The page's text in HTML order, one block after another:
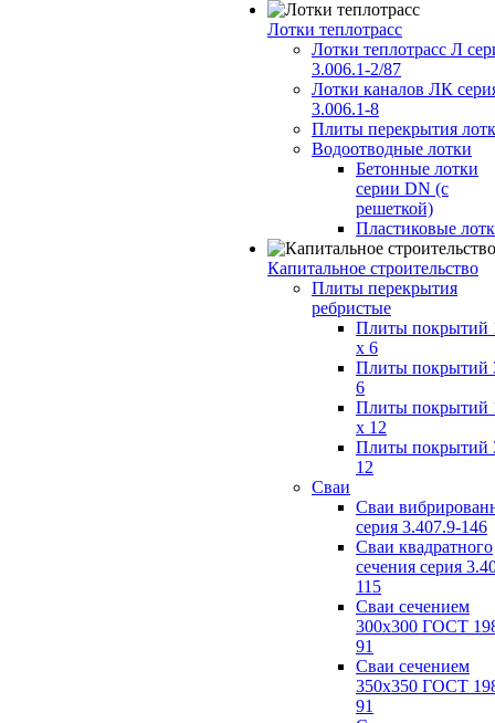
Лотки теплотрасс
Лотки теплотрасс Л
3.006.1-2/87
Лотки каналов ЛК
3.006.1-8
Плиты перекрытия
Водоотводные лотки
Бетонные лотки
серии DN (с
решеткой)
Пластиковые
Капитальное строительство
Плиты перекрытия
ребристые
Плиты покрытий
x 6
Плиты покрытий
6
Плиты покрытий
x 12
Плиты покрытий
12
Сваи
Сваи
серия 3.407.9-146
Сваи квадратного
сечения серия
115
Сваи сечением
300х300 ГОСТ
91
Сваи сечением
350х350 ГОСТ
91